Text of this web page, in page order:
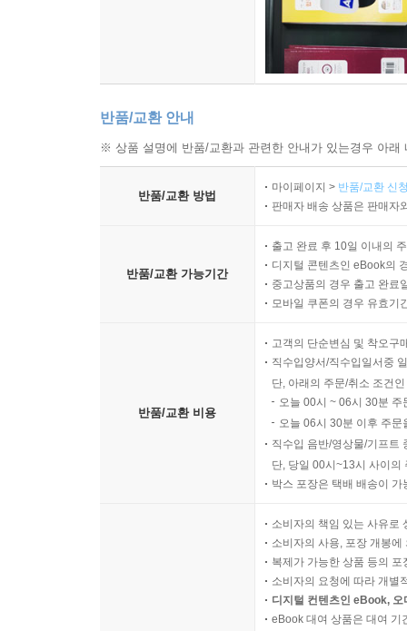
반품/교환 안내
※ 상품 설명에 반품/교환과 관련한 안내가 있는경우 아
반품/교환 방법
마이페이지 > 반품/교환 신
판매자 배송 상품은 판매자
반품/교환 가능기간
출고 완료 후 10일 이내의
디지털 콘텐츠인 eBook의
중고상품의 경우 출고 완료
모바일 쿠폰의 경우 유효기
반품/교환 비용
고객의 단순변심 및 착오구
직수입양서/직수입일서중
단, 아래의 주문/취소 조건
오늘 00시 ~ 06시 30분
오늘 06시 30분 이후 주
직수입 음반/영상물/기프트
단, 당일 00시~13시 사이의
박스 포장은 택배 배송이
소비자의 책임 있는 사유로
소비자의 사용, 포장 개봉
복제가 가능한 상품 등의
소비자의 요청에 따라 개별
디지털 컨텐츠인 eBook,
eBook 대여 상품은 대여 기